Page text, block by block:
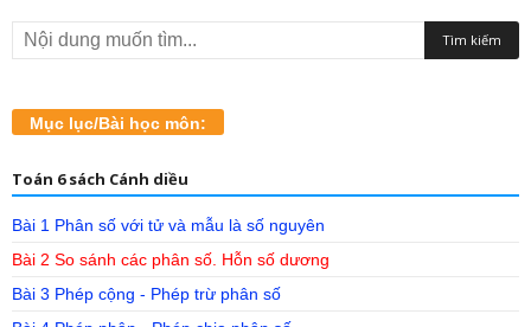
Mục lục/Bài học môn:
Toán 6 sách Cánh diều
Bài 1 Phân số với tử và mẫu là số nguyên
Bài 2 So sánh các phân số. Hỗn số dương
Bài 3 Phép cộng - Phép trừ phân số